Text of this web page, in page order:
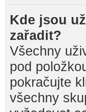
Kde jsou
zařadit?
Všechny
pod
pokračujte
všechny